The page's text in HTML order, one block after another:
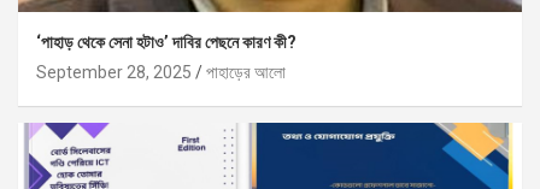
‘পাহাড় থেকে সেনা হটাও’ দাবির পেছনে কারণ কী?
September 28, 2025
পাহাড়ের আলো